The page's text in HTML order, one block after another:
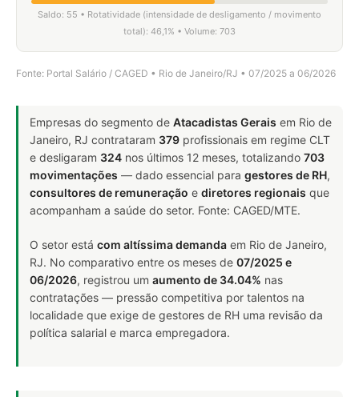
Saldo: 55 • Rotatividade (intensidade de desligamento / movimento
total): 46,1% • Volume: 703
Fonte: Portal Salário / CAGED • Rio de Janeiro/RJ • 07/2025 a 06/2026
Empresas do segmento de Atacadistas Gerais em Rio de
Janeiro, RJ contrataram 379 profissionais em regime CLT
e desligaram 324 nos últimos 12 meses, totalizando 703
movimentações — dado essencial para gestores de RH,
consultores de remuneração e diretores regionais que
acompanham a saúde do setor. Fonte: CAGED/MTE.
O setor está com altíssima demanda em Rio de Janeiro,
RJ. No comparativo entre os meses de 07/2025 e
06/2026, registrou um aumento de 34.04% nas
contratações — pressão competitiva por talentos na
localidade que exige de gestores de RH uma revisão da
política salarial e marca empregadora.